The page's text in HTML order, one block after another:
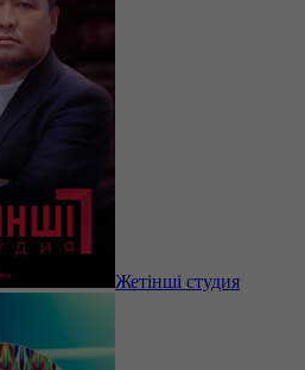
Жетінші студия